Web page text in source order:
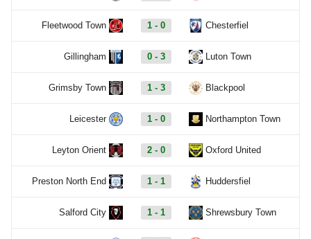
Fleetwood Town 1 - 0 Chesterfiel
Gillingham 0 - 3 Luton Town
Grimsby Town 1 - 3 Blackpool
Leicester 1 - 0 Northampton Town
Leyton Orient 2 - 0 Oxford United
Preston North End 1 - 1 Huddersfiel
Salford City 1 - 1 Shrewsbury Town